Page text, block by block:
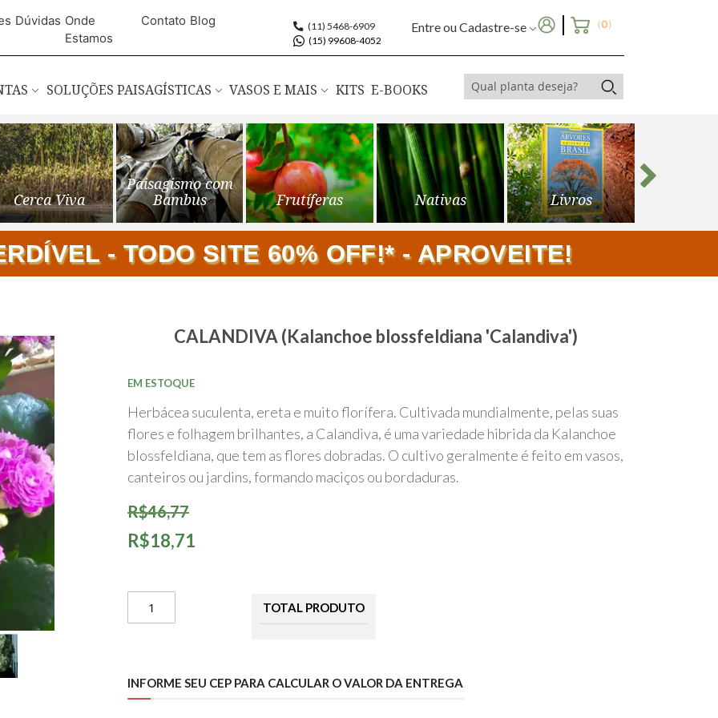
Dúvidas Onde
Estamos
Contato Blog
(11) 5468-6909
(15) 99608-4052
Entre ou Cadastre-se (0)
SOLUÇÕES PAISAGÍSTICAS VASOS E MAIS KITS E-BOOKS
Cerca Viva
Paisagismo com
Bambus
Frutíferas Nativas Livros
- TODO SITE 60% OFF!* - APROVEITE!
CALANDIVA (Kalanchoe blossfeldiana 'Calandiva')
R$46,77
R$18,71
EM ESTOQUE
Herbácea suculenta, ereta e muito florífera. Cultivada mundialmente, pelas suas
flores e folhagem brilhantes, a Calandiva, é uma variedade hibrida da Kalanchoe
blossfeldiana, que tem as flores dobradas. O cultivo geralmente é feito em vasos,
canteiros ou jardins, formando maciços ou bordaduras.
TOTAL PRODUTO
INFORME SEU CEP PARA CALCULAR O VALOR DA ENTREGA